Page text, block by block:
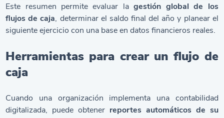
Este resumen permite evaluar lagestión global de los
flujos de caja, determinar el saldo final del año y planear el
siguiente ejercicio con una base en datos financieros reales.
Herramientas para crear un flujo de
caja
Cuando una organización implementa una contabilidad
digitalizada, puede obtener reportes automáticos de su